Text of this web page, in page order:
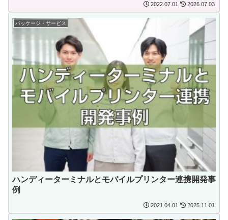
2022.07.01 2026.07.03
パッケージ・サービス
ハンディーターミナルとモバイルプリンター連携開発事
例
2021.04.01 2025.11.01